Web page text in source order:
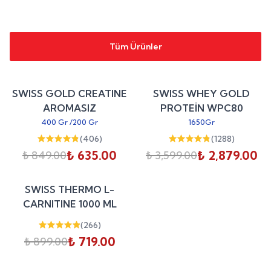
Tüm Ürünler
indirim
SWISS GOLD CREATINE
AROMASIZ
400 Gr /200 Gr
(406)
₺ 849.00₺ 635.00
indirim
SWISS WHEY GOLD
PROTEİN WPC80
1650Gr
(1288)
₺ 3,599.00₺ 2,879.00
indirim
SWISS THERMO L-
CARNITINE 1000 ML
(266)
₺ 899.00₺ 719.00